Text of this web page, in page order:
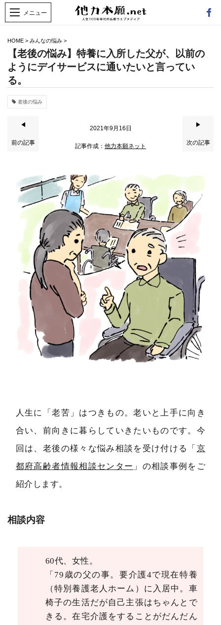
HOME > みんなの悩み >
【老後の悩み】特養に入所した父が、以前の
ようにデイサービスに通いたいと言ってい
る。
老後の悩み
◀
前の記事
2021年9月16日
記事作成： 他力本願ネット
▶
次の記事
人生に「老苦」はつきもの。老いと上手に向き
合い、前向きに暮らしていきたいものです。今
回は、老後の様々な悩み相談を受け付ける「 京
都府高齢者情報相談センター 」の相談事例をご
紹介します。
相談内容
60代、女性。
「79歳の父の事。要介護4で現在特養
（特別養護老人ホーム）に入居中。車
椅子の生活だが自己主張はちゃんとで
きる。在宅介護をすることがだんだん